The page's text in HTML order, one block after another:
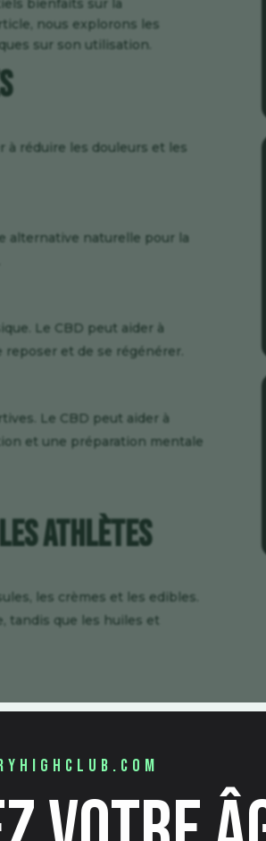
bienfaits sur la
nous explorons les
sur son utilisation.
à réduire les douleurs et les
alternative naturelle pour la
Le CBD peut aider à
et de se régénérer.
Le CBD peut aider à
et une préparation mentale
les Athlètes
les crèmes et les edibles.
tandis que les huiles et
une faible dose et
de consulter un